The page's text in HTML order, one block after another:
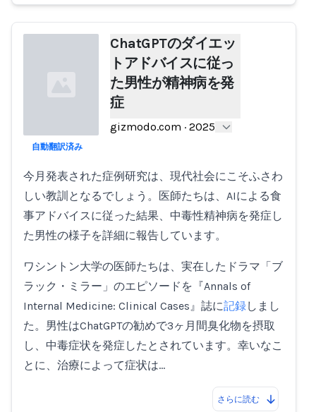
ChatGPTのダイエッ
トアドバイスに従っ
た男性が精神病を発
症
gizmodo.com · 2025
自動翻訳済み
今月発表された症例研究は、現代社会にこそふさわ
しい教訓となるでしょう。医師たちは、AIによる食
事アドバイスに従った結果、中毒性精神病を発症し
た男性の様子を詳細に報告しています。
ワシントン大学の医師たちは、実在したドラマ「ブ
ラック・ミラー」のエピソードを『Annals of
Internal Medicine: Clinical Cases』誌に記録しまし
た。男性はChatGPTの勧めで3ヶ月間臭化物を摂取
し、中毒症状を発症したとされています。幸いなこ
とに、治療によって症状は…
さらに読む